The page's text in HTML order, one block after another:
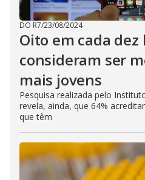
DO R7/23/08/2024
Oito em cada
consideram ser
mais jovens
Pesquisa realizada pelo
revela, ainda, que 64%
que têm